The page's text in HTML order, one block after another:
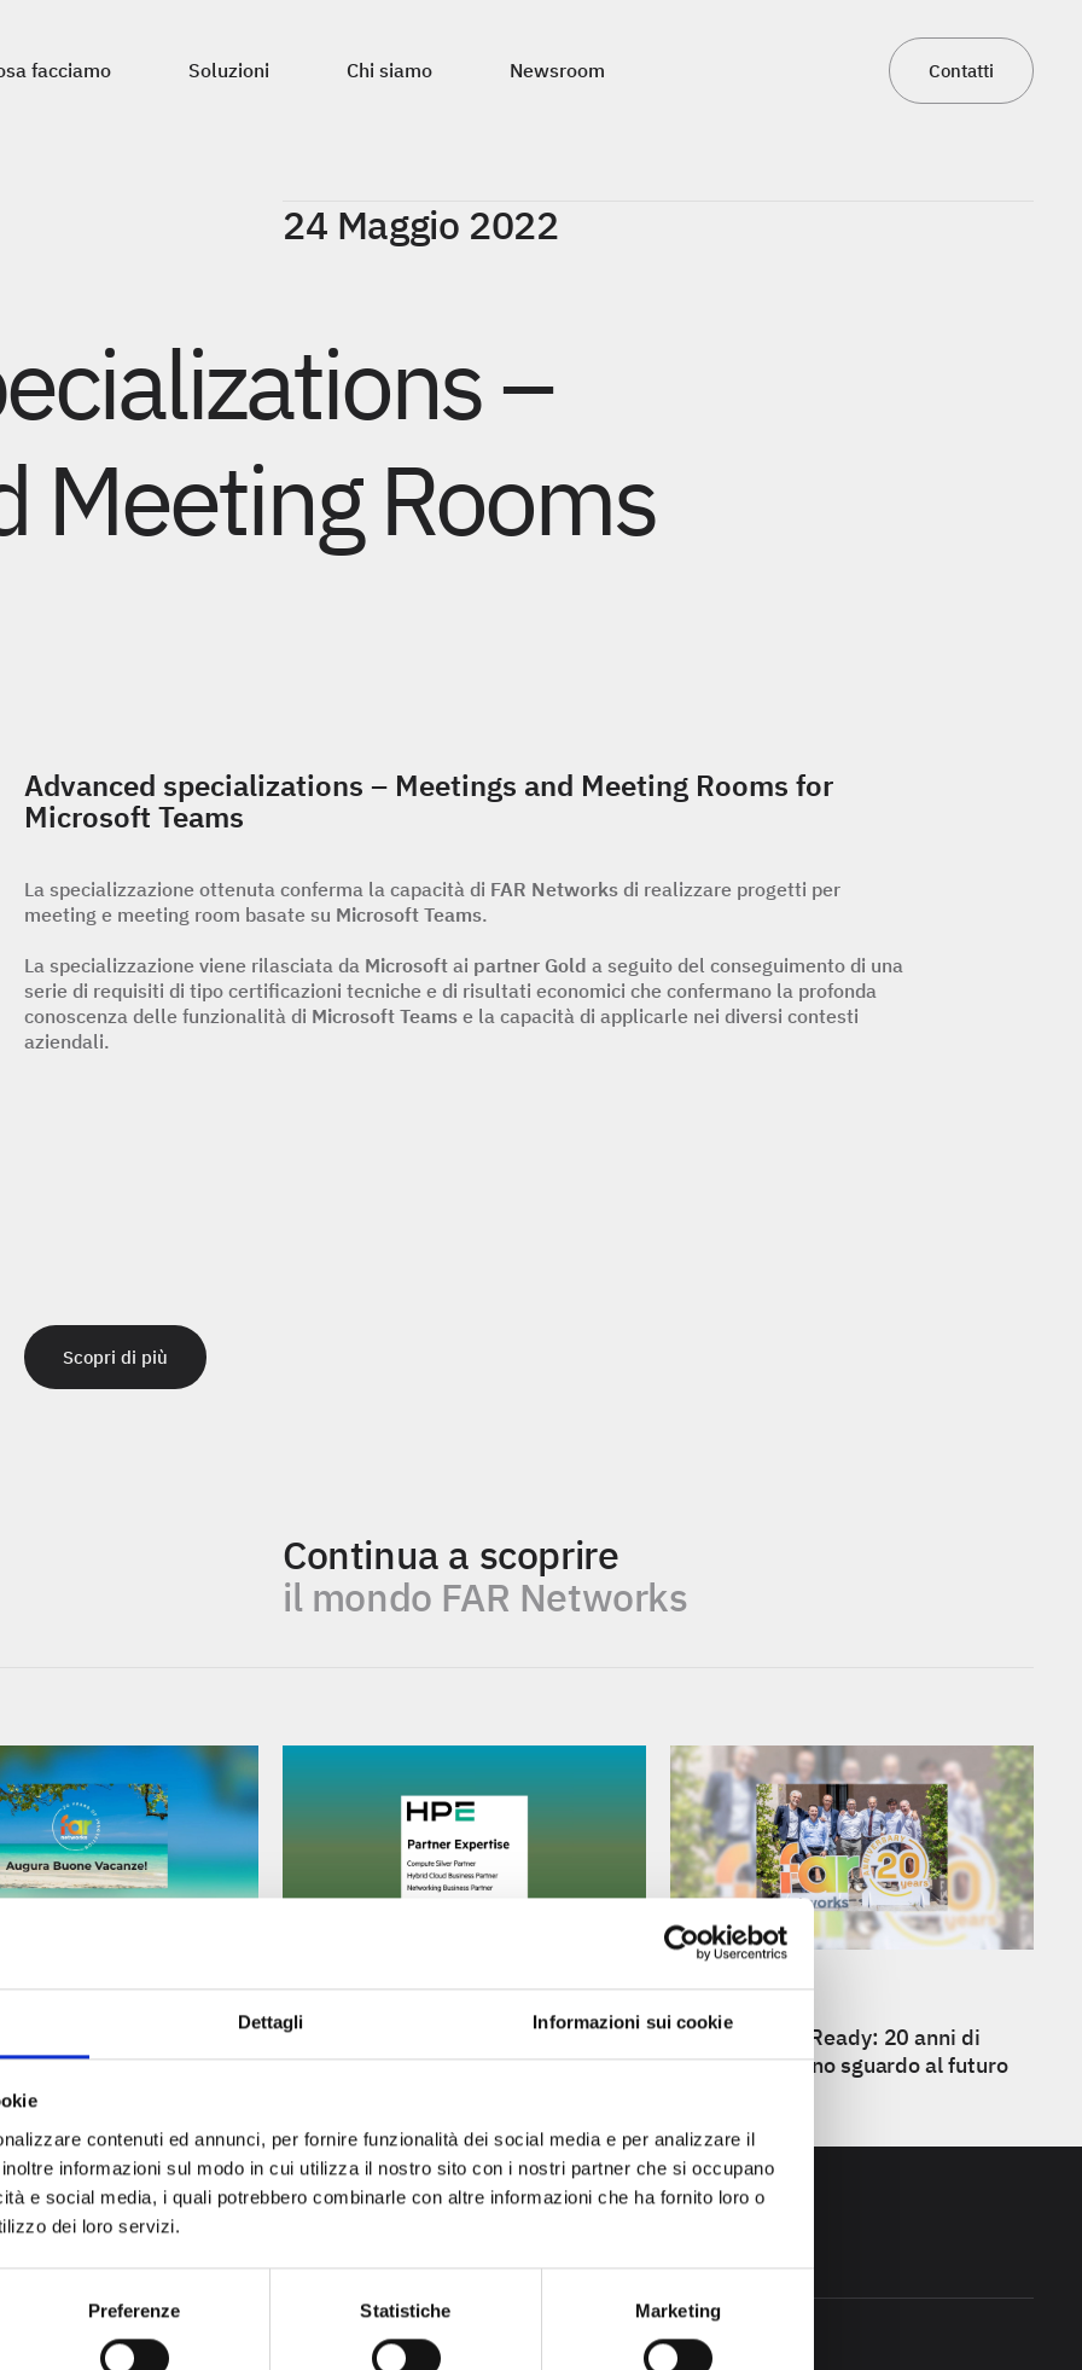
Dettagli Informazioni sui cookie
contenuti ed annunci, per fornire funzionalità dei social media e per analizzare il
informazioni sul modo in cui utilizza il nostro sito con i nostri partner che si occupano
e social media, i quali potrebbero combinarle con altre informazioni che ha fornito loro o
dei loro servizi.
Preferenze Statistiche Marketing
facciamo
Soluzioni
Chi siamo
Newsroom
Contatti
24 Maggio 2022
–
Meeting Rooms
Advanced specializations – Meetings and Meeting Rooms for
Microsoft Teams
La specializzazione ottenuta conferma la capacità di FAR Networks di realizzare progetti per
meeting e meeting room basate su Microsoft Teams.
La specializzazione viene rilasciata da Microsoft ai partner Gold a seguito del conseguimento di una
serie di requisiti di tipo certificazioni tecniche e di risultati economici che confermano la profonda
conoscenza delle funzionalità di Microsoft Teams e la capacità di applicarle nei diversi contesti
aziendali.
Scopri di più
Continua a scoprire
il mondo FAR Networks
certificazione HPE Partner Expertise
Future Ahead Ready: 20 anni di
innovazione, uno sguardo al futuro